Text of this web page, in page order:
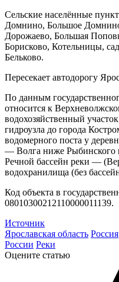
Сельские населённые
Домнино, Большое
Дорожаево, Большая
Борисково, Котельницы,
Бельково.
Пересекает автодорогу
По данным
относится к
водохозяйственный
гидроузла до города
водомерного поста у
— Волга ниже Рыбинского
Речной бассейн реки —
водохранилища (без
Код объекта в
08010300212110000011139.
Источник
Ярославская область Россия
России Реки
Оцените статью